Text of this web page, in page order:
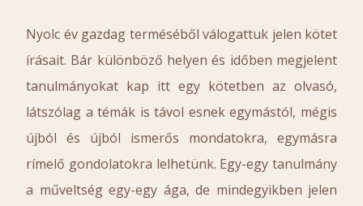
Nyolc év gazdag terméséből válogattuk jelen kötet
írásait. Bár különböző helyen és időben megjelent
tanulmányokat kap itt egy kötetben az olvasó,
látszólag a témák is távol esnek egymástól, mégis
újból és újból ismerős mondatokra, egymásra
rímelő gondolatokra lelhetünk. Egy-egy tanulmány
a műveltség egy-egy ága, de mindegyikben jelen